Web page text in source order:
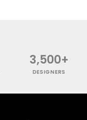
3,500+
DESIGNERS